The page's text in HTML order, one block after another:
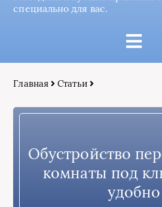
специально для вас.
Главная Статьи
Обустройство
комнаты под
удобно